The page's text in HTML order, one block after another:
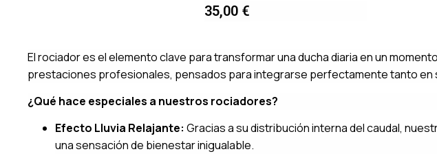
35,00 €
El rociador es el elemento clave para transformar una ducha diaria en un
prestaciones profesionales, pensados para integrarse perfectamente tanto
¿Qué hace especiales a nuestros rociadores?
Efecto Lluvia Relajante: Gracias a su distribución interna del caudal,
una sensación de bienestar inigualable.